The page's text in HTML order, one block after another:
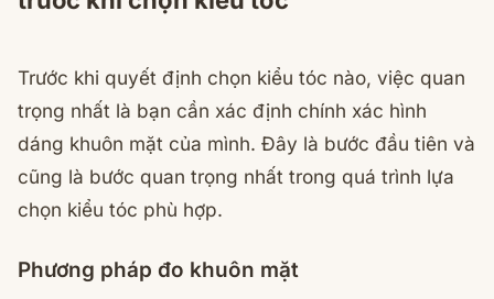
Trước khi quyết định chọn kiểu tóc nào, việc quan
trọng nhất là bạn cần xác định chính xác hình
dáng khuôn mặt của mình. Đây là bước đầu tiên và
cũng là bước quan trọng nhất trong quá trình lựa
chọn kiểu tóc phù hợp.
Phương pháp đo khuôn mặt